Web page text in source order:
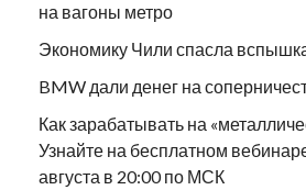
на вагоны метро
Экономику Чили спасла
BMW дали денег на
Как зарабатывать на
Узнайте на бесплатном
августа в 20:00 по МСК